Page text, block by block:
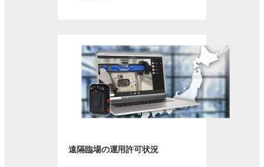
遠隔臨場の運用許可状況